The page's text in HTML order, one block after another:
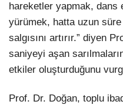
hareketler yapmak, dans
yürümek, hatta uzun
salgısını artırır.” diyen
saniyeyi aşan
etkiler oluşturduğunu
Prof. Dr. Doğan, toplu